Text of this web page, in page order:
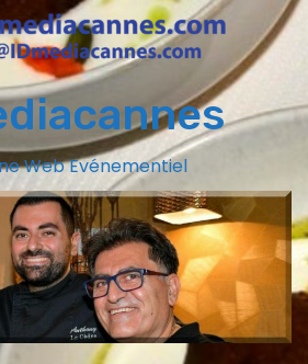
Web Evénementiel